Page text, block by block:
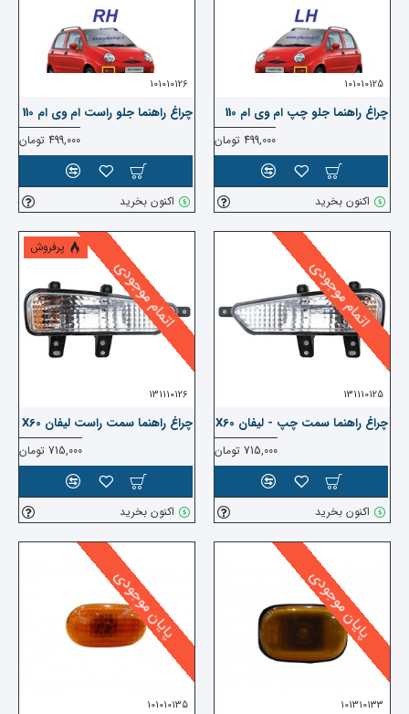
101010125
چراغ راهنما جلو چپ ام وی ام 110
499,000 تومان
اکنون بخرید
101010126
چراغ راهنما جلو راست ام وی ام 110
499,000 تومان
اکنون بخرید
اتمام موجودی
131110125
چراغ راهنما سمت چپ - لیفان X60
715,000 تومان
اکنون بخرید
پرفروش
اتمام موجودی
131110126
چراغ راهنما سمت راست لیفان X60
715,000 تومان
اکنون بخرید
پایان موجودی
101310133
پایان موجودی
101010135